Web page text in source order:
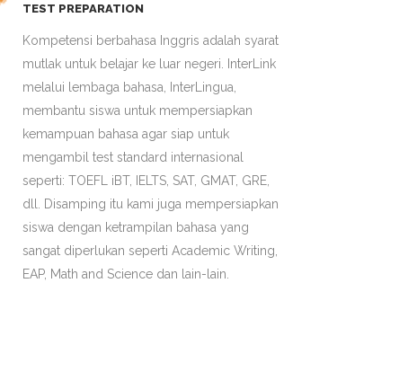
TEST PREPARATION
Kompetensi berbahasa Inggris adalah syarat
mutlak untuk belajar ke luar negeri. InterLink
melalui lembaga bahasa, InterLingua,
membantu siswa untuk mempersiapkan
kemampuan bahasa agar siap untuk
mengambil test standard internasional
seperti: TOEFL iBT, IELTS, SAT, GMAT, GRE,
dll. Disamping itu kami juga mempersiapkan
siswa dengan ketrampilan bahasa yang
sangat diperlukan seperti Academic Writing,
EAP, Math and Science dan lain-lain.